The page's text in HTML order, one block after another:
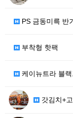
PS 금동미륵 반
부착형 핫팩
케이뉴트라 블
갓김치+